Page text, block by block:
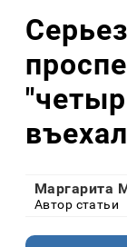
Маргарита
Автор статьи